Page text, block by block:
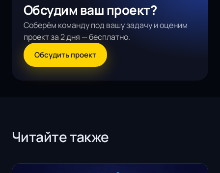
Обсудим ваш проект?
Соберём команду под вашу задачу и оценим
проект за 2 дня — бесплатно.
Обсудить проект
Читайте также